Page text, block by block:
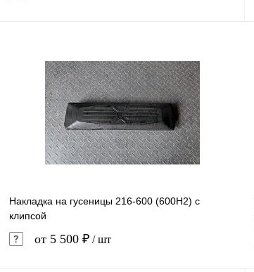
Купить в 1 клик Сравнение
В избранное Под заказ
Накладка на гусеницы 216-600 (600H2) с
клипсой
от 5 500 ₽ / шт